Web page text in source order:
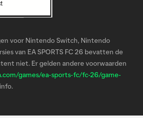
voor Nintendo Switch, Nintendo
van EA SPORTS FC 26 bevatten de
niet. Er gelden andere voorwaarden
games/ea-sports-fc/fc-26/game-